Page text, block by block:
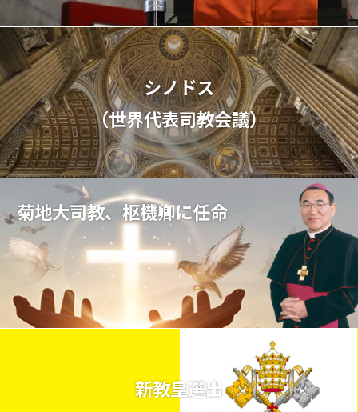
シノドス
（世界代表司教会議）
菊地大司教、枢機卿に任命
新教皇選出